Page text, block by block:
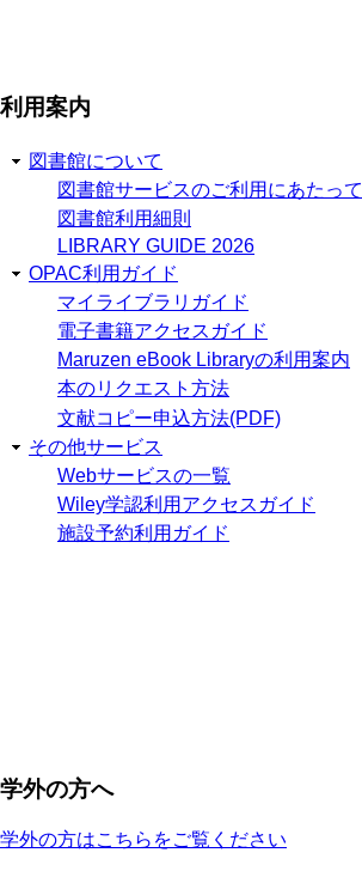
利用案内
図書館について
図書館サービスのご利用にあたって
図書館利用細則
LIBRARY GUIDE 2026
OPAC利用ガイド
マイライブラリガイド
電子書籍アクセスガイド
Maruzen eBook Libraryの利用案内
本のリクエスト方法
文献コピー申込方法(PDF)
その他サービス
Webサービスの一覧
Wiley学認利用アクセスガイド
施設予約利用ガイド
学外の方へ
学外の方はこちらをご覧ください